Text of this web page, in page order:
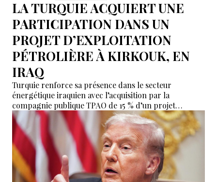
LA TURQUIE ACQUIERT UNE
PARTICIPATION DANS UN
PROJET D’EXPLOITATION
PÉTROLIÈRE À KIRKOUK, EN
IRAQ
Turquie renforce sa présence dans le secteur
énergétique iraquien avec l’acquisition par la
compagnie publique TPAO de 15 % d’un projet
d’exploitation pétrolière stratégique dans la région de
Kirkouk. Cette opération intègre Ankara à un
consortium international réunissant BP et
ConocoPhillips, avec pour objectif d’accroître la
production de plusieurs gisements dont les
ressources récupérables dépassent 3 milliards de
barils équivalent pétrole.